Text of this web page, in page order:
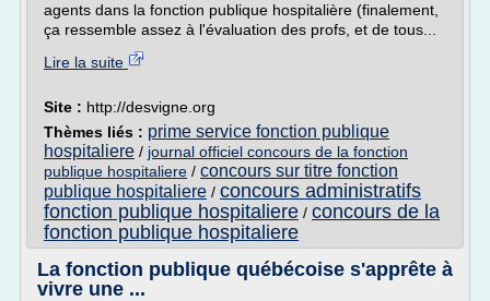
agents dans la fonction publique hospitalière (finalement,
ça ressemble assez à l'évaluation des profs, et de tous...
Lire la suite
Site : http://desvigne.org
Thèmes liés : prime service fonction publique
hospitaliere / journal officiel concours de la fonction
publique hospitaliere / concours sur titre fonction
publique hospitaliere / concours administratifs
fonction publique hospitaliere / concours de la
fonction publique hospitaliere
La fonction publique québécoise s'apprête à
vivre une ...